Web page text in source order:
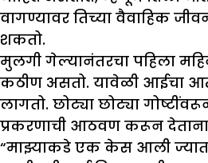
वागण्यावर तिच्या वैवाहिक
शकतो.
मुलगी गेल्यानंतरचा पहिला
कठीण असतो. यावेळी आईचा
लागतो. छोट्या छोट्या
प्रकरणाची आठवण करून
“माझ्याकडे एक केस आली ज्यात